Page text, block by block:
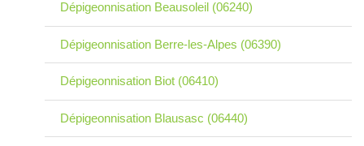
Dépigeonnisation Beausoleil (06240)
Dépigeonnisation Berre-les-Alpes (06390)
Dépigeonnisation Biot (06410)
Dépigeonnisation Blausasc (06440)